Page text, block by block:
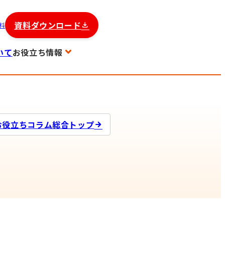
資料ダウンロード
てお役立ち情報
役立ちコラム総合トップ